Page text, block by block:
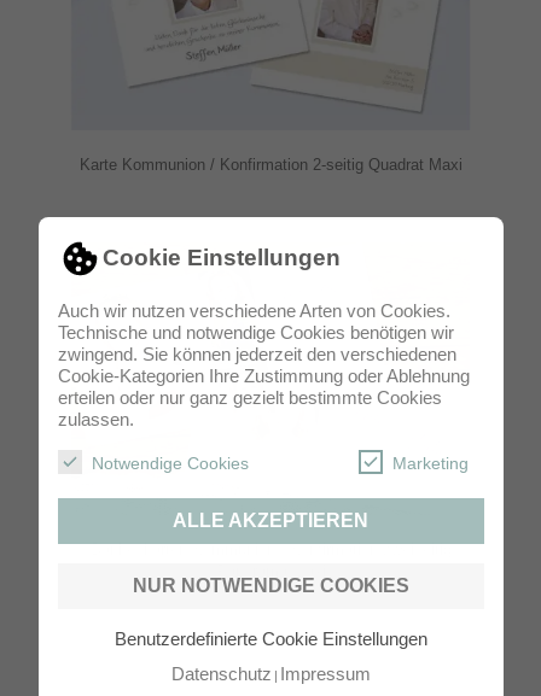
Cookie Einstellungen
Auch wir nutzen verschiedene Arten von Cookies.
Technische und notwendige Cookies benötigen wir
zwingend. Sie können jederzeit den verschiedenen
Cookie-Kategorien Ihre Zustimmung oder Ablehnung
erteilen oder nur ganz gezielt bestimmte Cookies
zulassen.
Notwendige Cookies Marketing
ALLE AKZEPTIEREN
NUR NOTWENDIGE COOKIES
Benutzerdefinierte Cookie Einstellungen
Datenschutz Impressum
Karte Kommunion / Konfirmation 2-seitig Quadrat Maxi
Dankeskarten Kommunion / Konfirmation zweiseitig